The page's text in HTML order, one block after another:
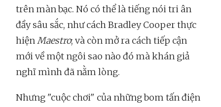
trên màn bạc. Nó có thể là tiếng nói tri ân
đầy sâu sắc, như cách Bradley Cooper thực
hiệnMaestro; và còn mở ra cách tiếp cận
mới về một ngôi sao nào đó mà khán giả
nghĩ mình đã nằm lòng.
Nhưng "cuộc chơi" của những bom tấn điện